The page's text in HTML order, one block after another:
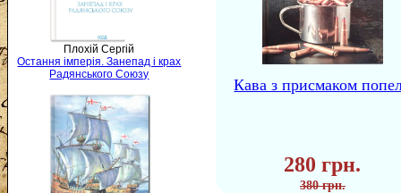
Плохій Сергій
Остання імперія. Занепад і крах
Радянського Союзу
Кава з присмаком
280 грн.
380 грн.